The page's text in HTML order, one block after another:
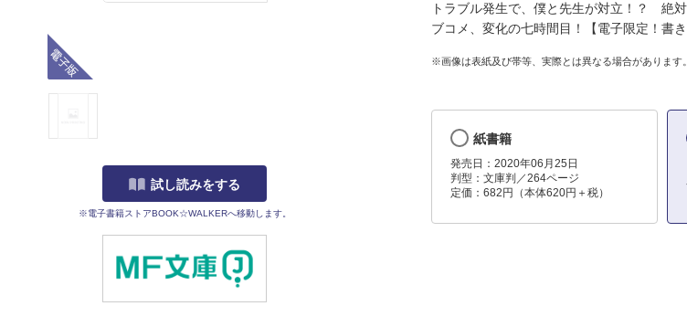
試し読みをする
※電子書籍ストアBOOK☆WALKERへ移動します。
トラブル発生で、僕と先生が対立！？ 絶
ブコメ、変化の七時間目！【電子限定！書き
※画像は表紙及び帯等、実際とは異なる場合があります。
紙書籍
発売日：2020年06月25日
判型：文庫判／264ページ
定価：682円（本体620円＋税）